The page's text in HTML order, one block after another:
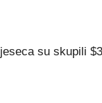
su skupili